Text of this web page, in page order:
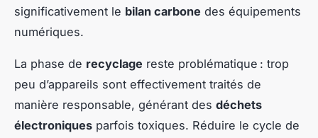
significativement le bilan carbone des équipements
numériques.
La phase de recyclage reste problématique : trop
peu d’appareils sont effectivement traités de
manière responsable, générant des déchets
électroniques parfois toxiques. Réduire le cycle de